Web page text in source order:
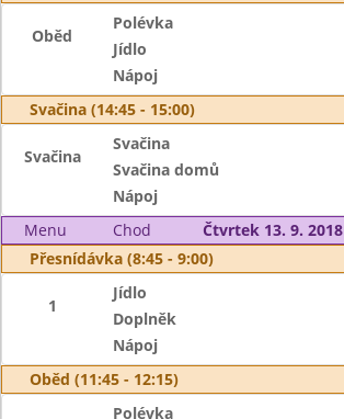
Oběd
Polévka
Jídlo
Nápoj
Svačina (14:45 - 15:00)
Svačina
Svačina
Svačina domů
Nápoj
Menu
Chod
Čtvrtek 13. 9. 2018
Přesnídávka (8:45 - 9:00)
1
Jídlo
Doplněk
Nápoj
Oběd (11:45 - 12:15)
Polévka